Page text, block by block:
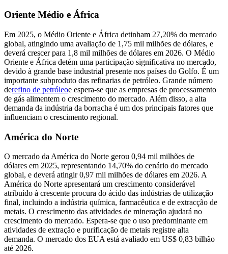
Oriente Médio e África
Em 2025, o Médio Oriente e África detinham 27,20% do mercado
global, atingindo uma avaliação de 1,75 mil milhões de dólares, e
deverá crescer para 1,8 mil milhões de dólares em 2026. O Médio
Oriente e África detém uma participação significativa no mercado,
devido à grande base industrial presente nos países do Golfo. É um
importante subproduto das refinarias de petróleo. Grande número
derefino de petróleoe espera-se que as empresas de processamento
de gás alimentem o crescimento do mercado. Além disso, a alta
demanda da indústria da borracha é um dos principais fatores que
influenciam o crescimento regional.
América do Norte
O mercado da América do Norte gerou 0,94 mil milhões de
dólares em 2025, representando 14,70% do cenário do mercado
global, e deverá atingir 0,97 mil milhões de dólares em 2026. A
América do Norte apresentará um crescimento considerável
atribuído à crescente procura do ácido das indústrias de utilização
final, incluindo a indústria química, farmacêutica e de extracção de
metais. O crescimento das atividades de mineração ajudará no
crescimento do mercado. Espera-se que o uso predominante em
atividades de extração e purificação de metais registre alta
demanda. O mercado dos EUA está avaliado em US$ 0,83 bilhão
até 2026.